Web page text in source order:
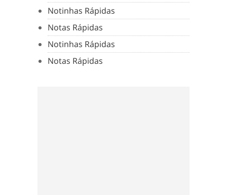
Notinhas Rápidas
Notas Rápidas
Notinhas Rápidas
Notas Rápidas